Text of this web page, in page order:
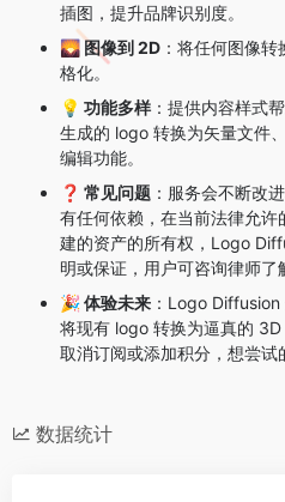
插图，提升品牌识别度。
🌄 图像到 2D ：将任何图像
格化。
💡 功能多样：提供内容样式
生成的 logo 转换为矢量文件
编辑功能。
❓ 常见问题 ：服务会不断改
有任何依赖，在当前法律允
建的资产的所有权，Logo
明或保证，用户可咨询律师了
🎉 体验未来 ：Logo
将现有 logo 转换为逼真的
取消订阅或添加积分，想尝试
数据统计